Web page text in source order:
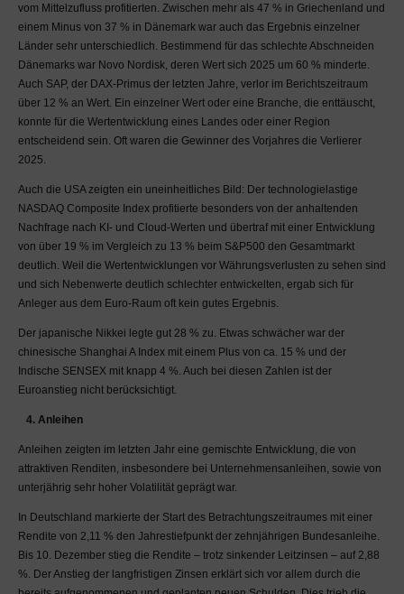
vom Mittelzufluss profitierten. Zwischen mehr als 47 % in Griechenland und
einem Minus von 37 % in Dänemark war auch das Ergebnis einzelner
Länder sehr unterschiedlich. Bestimmend für das schlechte Abschneiden
Dänemarks war Novo Nordisk, deren Wert sich 2025 um 60 % minderte.
Auch SAP, der DAX-Primus der letzten Jahre, verlor im Berichtszeitraum
über 12 % an Wert. Ein einzelner Wert oder eine Branche, die enttäuscht,
konnte für die Wertentwicklung eines Landes oder einer Region
entscheidend sein. Oft waren die Gewinner des Vorjahres die Verlierer
2025.
Auch die USA zeigten ein uneinheitliches Bild: Der technologielastige
NASDAQ Composite Index profitierte besonders von der anhaltenden
Nachfrage nach KI- und Cloud-Werten und übertraf mit einer Entwicklung
von über 19 % im Vergleich zu 13 % beim S&P500 den Gesamtmarkt
deutlich. Weil die Wertentwicklungen vor Währungsverlusten zu sehen sind
und sich Nebenwerte deutlich schlechter entwickelten, ergab sich für
Anleger aus dem Euro-Raum oft kein gutes Ergebnis.
Der japanische Nikkei legte gut 28 % zu. Etwas schwächer war der
chinesische Shanghai A Index mit einem Plus von ca. 15 % und der
Indische SENSEX mit knapp 4 %. Auch bei diesen Zahlen ist der
Euroanstieg nicht berücksichtigt.
4. Anleihen
Anleihen zeigten im letzten Jahr eine gemischte Entwicklung, die von
attraktiven Renditen, insbesondere bei Unternehmensanleihen, sowie von
unterjährig sehr hoher Volatilität geprägt war.
In Deutschland markierte der Start des Betrachtungszeitraumes mit einer
Rendite von 2,11 % den Jahrestiefpunkt der zehnjährigen Bundesanleihe.
Bis 10. Dezember stieg die Rendite – trotz sinkender Leitzinsen – auf 2,88
%. Der Anstieg der langfristigen Zinsen erklärt sich vor allem durch die
Die MaDrei behält sich vor
jegliche Information des
MaDrei-Blog zu einem
beliebigen Zeitpunkt zu
überarbeiten, zu ergänzen
oder zu löschen. In keinem
Fall besteht ein Anspruch
oder Löschung auf
Wunsch von Nutzern.
Für jegliche Art von
Information auf dem
MaDrei-Blog wird eine
Haftung ausgeschlossen.
die MaDrei keine Haftung
für Richtigkeit,
Vollständigkeit, Aktualität,
Wahrheitsgehalt und
unseren Informationen
stellen die Meinung des
Schreibers dar. In keinem
für Beiträge Dritter haftbar
gemacht werden. Die
MaDrei AG überprüft und
löscht unangemessene